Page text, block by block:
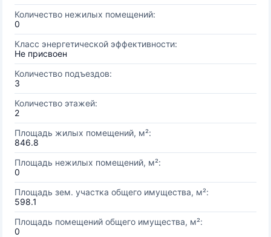
Количество нежилых помещений:
0
Класс энергетической эффективности:
Не присвоен
Количество подъездов:
3
Количество этажей:
2
Площадь жилых помещений, м²:
846.8
Площадь нежилых помещений, м²:
0
Площадь зем. участка общего имущества, м²:
598.1
Площадь помещений общего имущества, м²:
0